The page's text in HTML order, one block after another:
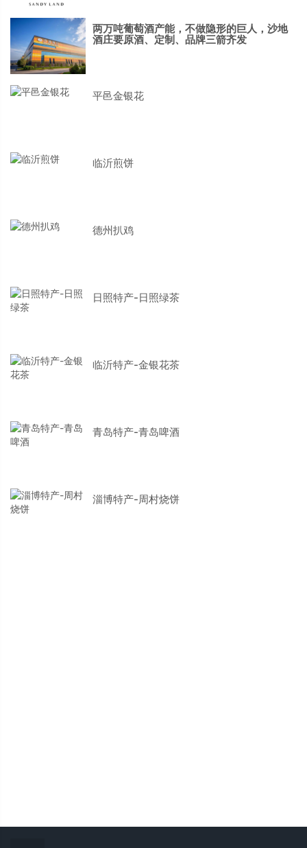
两万吨葡萄酒产能，不做隐形的巨人，沙地
酒庄要原酒、定制、品牌三箭齐发
平邑金银花
临沂煎饼
德州扒鸡
日照特产-日照绿茶
临沂特产-金银花茶
青岛特产-青岛啤酒
淄博特产-周村烧饼